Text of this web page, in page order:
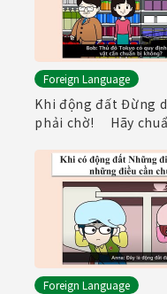
Foreign Language
Khi động đất Đừng
phải chờ! Hãy
Foreign Language